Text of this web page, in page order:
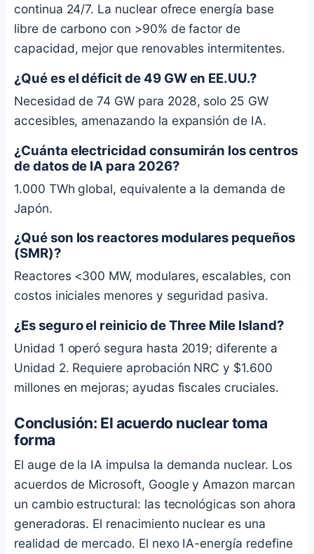
continua 24/7. La nuclear ofrece energía base
libre de carbono con >90% de factor de
capacidad, mejor que renovables intermitentes.
¿Qué es el déficit de 49 GW en EE.UU.?
Necesidad de 74 GW para 2028, solo 25 GW
accesibles, amenazando la expansión de IA.
¿Cuánta electricidad consumirán los centros
de datos de IA para 2026?
1.000 TWh global, equivalente a la demanda de
Japón.
¿Qué son los reactores modulares pequeños
(SMR)?
Reactores <300 MW, modulares, escalables, con
costos iniciales menores y seguridad pasiva.
¿Es seguro el reinicio de Three Mile Island?
Unidad 1 operó segura hasta 2019; diferente a
Unidad 2. Requiere aprobación NRC y $1.600
millones en mejoras; ayudas fiscales cruciales.
Conclusión: El acuerdo nuclear toma
forma
El auge de la IA impulsa la demanda nuclear. Los
acuerdos de Microsoft, Google y Amazon marcan
un cambio estructural: las tecnológicas son ahora
generadoras. El renacimiento nuclear es una
realidad de mercado. El nexo IA-energía redefine